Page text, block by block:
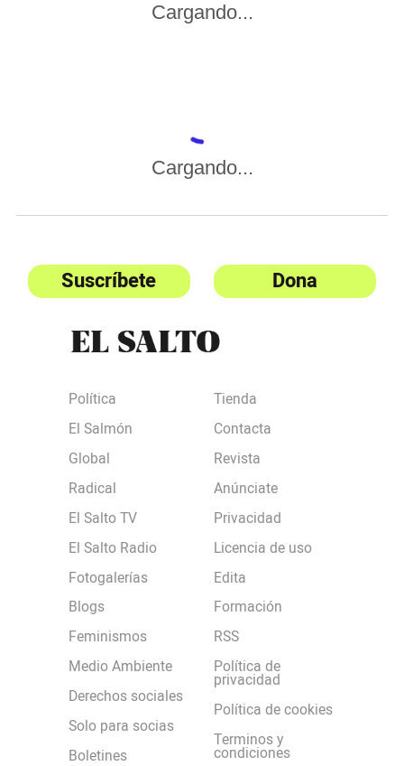
Cargando...
Cargando...
Suscríbete Dona
Política
El Salmón
Global
Radical
El Salto TV
El Salto Radio
Fotogalerías
Blogs
Feminismos
Medio Ambiente
Derechos sociales
Solo para socias
Boletines
Tienda
Contacta
Revista
Anúnciate
Privacidad
Licencia de uso
Edita
Formación
RSS
Política de
privacidad
Política de cookies
Terminos y
condiciones